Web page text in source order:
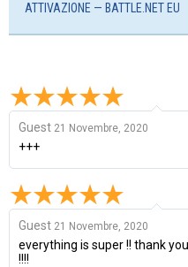
ATTIVAZIONE — BATTLE.NET EU
Guest 21 Novembre, 2020
+++
Guest 21 Novembre, 2020
everything is super !! thank
!!!!